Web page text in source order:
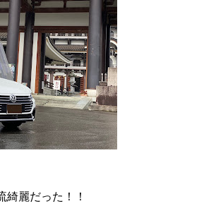
綺麗だった！！